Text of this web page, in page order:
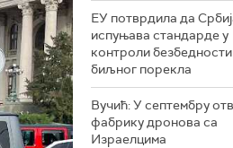
ЕУ потврдила да
испуњава стандарде у
контроли
биљног порекла
Вучић: У септембру
фабрику дронова са
Израелцима